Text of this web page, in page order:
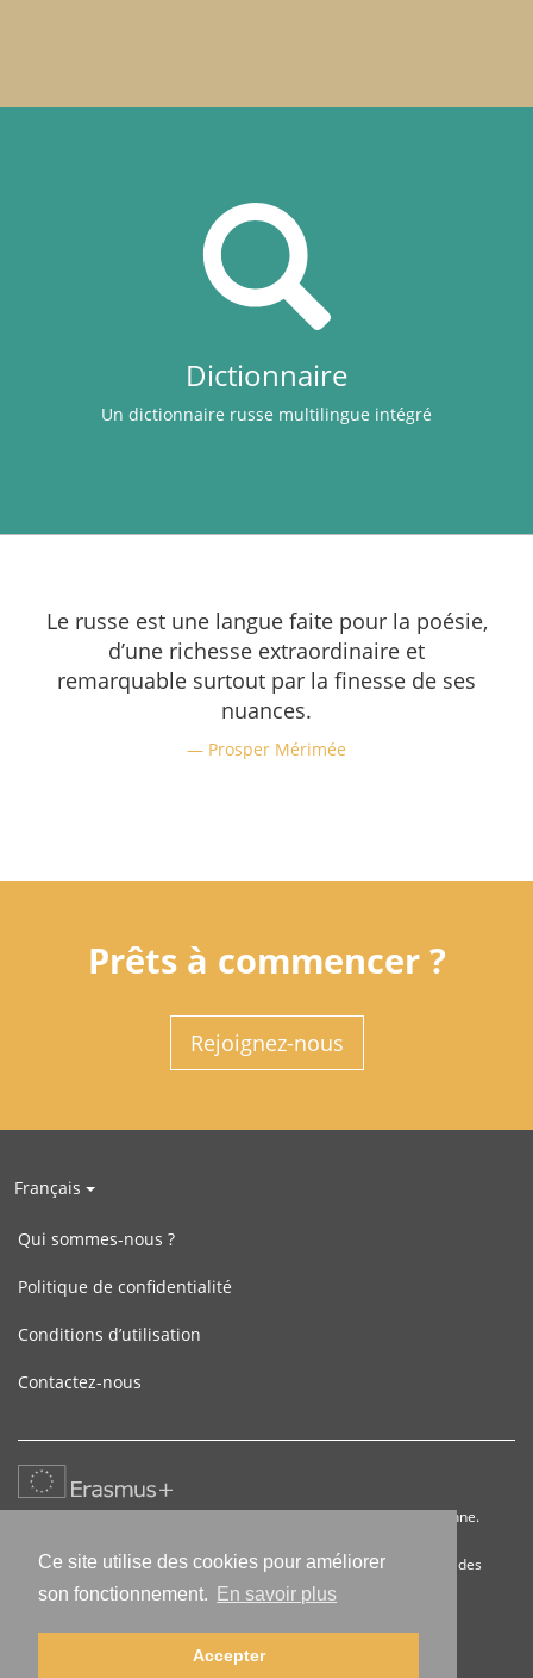
Ce site utilise des cookies pour améliorer
son fonctionnement.
En savoir plus
Accepter
Dictionnaire
Un dictionnaire russe multilingue intégré
Le russe est une langue faite pour la poésie,
d’une richesse extraordinaire et
remarquable surtout par la finesse de ses
nuances.
Prosper Mérimée
Prêts à commencer ?
Rejoignez-nous
Français
Qui sommes-nous ?
Politique de confidentialité
Conditions d’utilisation
Contactez-nous
Ce projet a été financé avec le soutien de la Commission européenne.
Commission n’est pas responsable de l’usage qui pourrait être fait des
informations qui y sont contenues.